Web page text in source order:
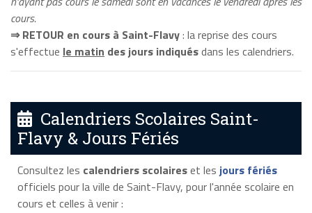
cours.
⇒ RETOUR en cours à Saint-Flavy: la reprise des cours
s'effectue le matin des jours indiquésdans les calendriers.
Calendriers Scolaires Saint-
Flavy & Jours Fériés
Consultez les calendriers scolaireset les jours fériés
officiels pour la ville de Saint-Flavy, pour l'année scolaire en
cours et celles à venir :